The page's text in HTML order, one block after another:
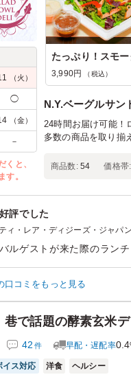
（火）
◯
（金）
－
くと、
す。
3,990円 （税込）
N.Y.ベーグルサン
24時間お届け可能！
多数の商品を取り揃
商品数: 54 価格帯:
評でした
ィ・レア・ディジーズ・ジャパ
ルゲストが来た際のラン
になっていたのはアクセ
ちょうどよく、丁寧に個
います。
セミナー›ワークショップ
口コミをもっと見る
で話題の酵素玄米デ
42 件 早配・遅配率0.4
イス対応 洋食 ヘルシー